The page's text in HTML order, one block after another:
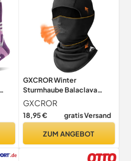
GXCROR Winter
Sturmhaube Balaclava
Skimaske, Winddicht und
warm, Vollgesichtsmaske
für Skifahren,
Laufen und Outdoor-
GXCROR
18,95 € gratis Versand
ZUM ANGEBOT